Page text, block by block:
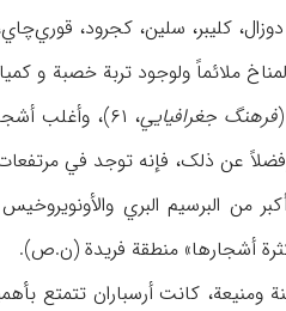
فرهنگ جغرافیایي
، ۶۱)، وأغلب
بغابات جیلان (بدیعي، ۳/ ۲۶۶). وفضلاً عن
أشجارها» منطقة فریدة (ن.ص).